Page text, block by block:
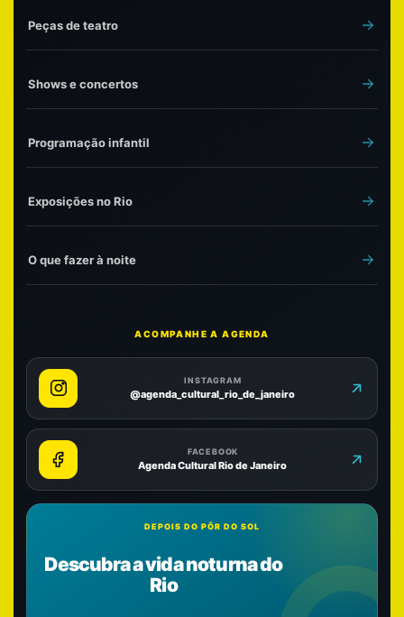
Peças de teatro
Shows e concertos
Programação infantil
Exposições no Rio
O que fazer à noite
ACOMPANHE A AGENDA
INSTAGRAM
@agenda_cultural_rio_de_janeiro
FACEBOOK
Agenda Cultural Rio de Janeiro
DEPOIS DO PÔR DO SOL
Descubra a vida noturna do
Rio